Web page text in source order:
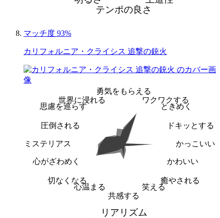
テンポの良さ
マッチ度 93%
カリフォルニア・クライシス 追撃の銃火
勇気をもらえる
ワクワクする
ときめく
ドキッとする
かっこいい
かわいい
癒やされる
笑える
共感する
心温まる
切なくなる
心がざわめく
ミステリアス
圧倒される
思慮を巡らす
世界に浸れる
リアリズム